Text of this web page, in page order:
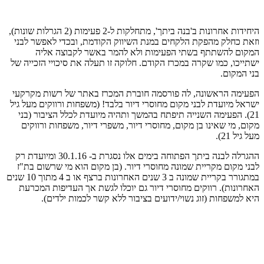
היחידות אחרונות ב'בנה ביתך', מתחלקות ל-2 פעימות (2 הגרלות שונות),
וזאת כחלק מהפקת הלקחים במנת השיווק הקודמת, ובכדי לאפשר לבני
המקום להשתתף בשתי הפעימות ולא להמר באשר לקבוצה אליה
ישתייכו, כמו שקרה במכרז הקודם. חלוקה זו תעלה את סיכויי הזכייה של
בני המקום.
הפעימה הראשונה, לה פורסמה חוברת המכרז באתר של רשות מקרקעי
ישראל מיועדת לבני מקום מחוסרי דיור בלבד! (משפחות ורווקים מעל גיל
21). הפעימה השנייה תיפתח בהמשך ותהיה מיועדת לכלל הציבור (בני
מקום, מי שאינו בן מקום, מחוסרי דיור, משפרי דיור, משפחות ורווקים
מעל גיל 21).
ההגרלה לבנה ביתך הפתוחה בימים אלו נסגרת ב- 30.1.16 ומיועדת רק
לבני מקום מקריית שמונה מחוסרי דיור. (בן מקום הוא מי שרשום בת"ז
במתגורר בקריית שמונה ב 3 שנים האחרונות ברצף או ב 4 מתוך 10 שנים
האחרונות). רווקים מחוסרי דיור גם יוכלו לגשת אך העדיפות המכרעת
היא למשפחות (זוג נשוי/ידועים בציבור ללא קשר לכמות ילדים).